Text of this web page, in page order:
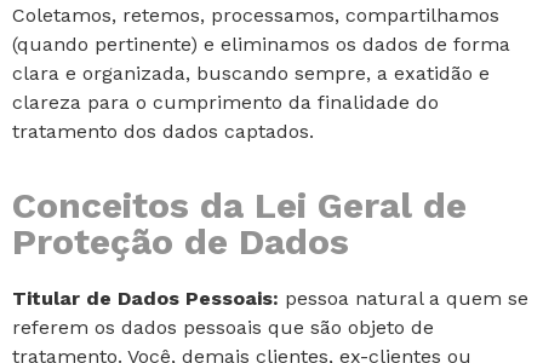
Coletamos, retemos, processamos, compartilhamos
(quando pertinente) e eliminamos os dados de forma
clara e organizada, buscando sempre, a exatidão e
clareza para o cumprimento da finalidade do
tratamento dos dados captados.
Conceitos da Lei Geral de
Proteção de Dados
Titular de Dados Pessoais: pessoa natural a quem se
referem os dados pessoais que são objeto de
tratamento. Você, demais clientes, ex-clientes ou